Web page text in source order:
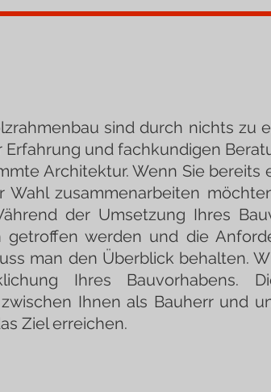
sind durch nichts zu
und fachkundigen
Architektur. Wenn Sie bereits
zusammenarbeiten
der Umsetzung Ihres
getroffen werden und die
man den Überblick behalten.
Ihres Bauvorhabens.
Ihnen als Bauherr und
Ziel erreichen.